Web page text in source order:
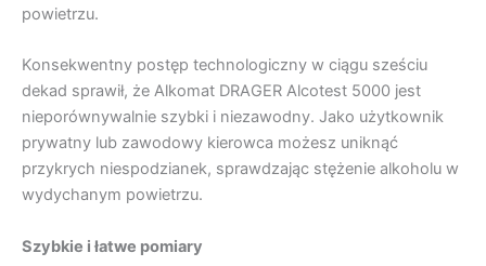
powietrzu.
Konsekwentny postęp technologiczny w ciągu sześciu
dekad sprawił, że Alkomat DRAGER Alcotest 5000 jest
nieporównywalnie szybki i niezawodny. Jako użytkownik
prywatny lub zawodowy kierowca możesz uniknąć
przykrych niespodzianek, sprawdzając stężenie alkoholu w
wydychanym powietrzu.
Szybkie i łatwe pomiary